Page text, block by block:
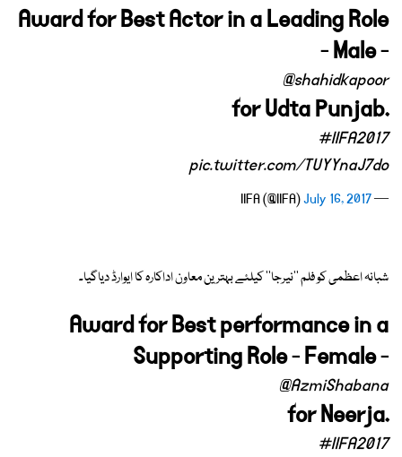
Award for Best Actor in a Leading Role
- Male -
@shahidkapoor
for Udta Punjab.
#IIFA2017
pic.twitter.com/TUYYnaJ7do
— IIFA (@IIFA)
July 16, 2017
شبانہ اعظمی کو فلم ''نیرجا'' کیلئے بہترین معاون اداکارہ کا ایوارڈ دیاگیا۔
Award for Best performance in a
Supporting Role - Female -
@AzmiShabana
for Neerja.
#IIFA2017